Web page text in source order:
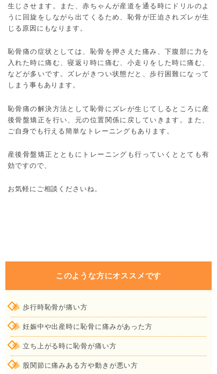
生じさせます。また、赤ちゃんが産道を通る時にドリルのよ
うに回旋をしながら出てくるため、恥骨が圧迫されズレが生
じる原因にもなります。
恥骨痛の症状としては、恥骨を押さえた痛み、下腹部に力を
入れた時に痛む、寝返り時に痛む、小走りをした時に痛む、
などが多いです。ズレがきつい状態だと、歩行困難になって
しまう事もあります。
恥骨痛の解決方法として恥骨にズレが生じてしるところに産
後骨盤矯正を行い、元の位置関係に戻していきます。また、
ご自身でも行える簡単なトレーニングもあります。
産後骨盤矯正とともにトレーニングも行っていくととても有
効ですので、
お気軽にご相談くださいね。
このような方にオススメです
歩行時恥骨が痛い方
妊娠中や出産時に恥骨に痛みがあった方
立ち上がる時に恥骨が痛い方
股関節に痛みある方や動きが悪い方